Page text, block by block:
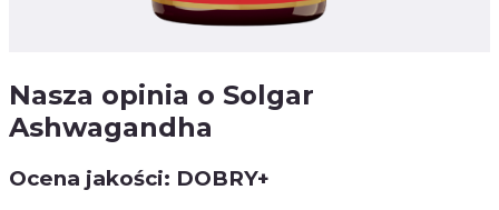
Nasza opinia o Solgar
Ashwagandha
Ocena jakości: DOBRY+